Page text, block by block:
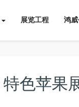
展览工程 鸿
特色苹果